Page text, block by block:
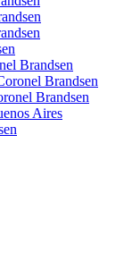
Brandsen
Brandsen
Brandsen
Aires